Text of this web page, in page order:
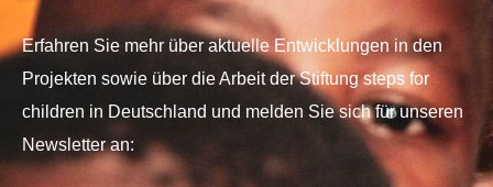
Erfahren Sie mehr über aktuelle Entwicklungen in den
Projekten sowie über die Arbeit der Stiftung steps for
children in Deutschland und melden Sie sich für unseren
Newsletter an: